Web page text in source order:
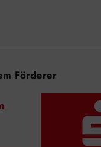
Förderer